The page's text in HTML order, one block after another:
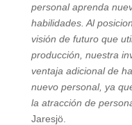
personal aprenda
habilidades. Al
visión de futuro que
producción, nuestra
ventaja adicional de
nuevo personal, ya
la atracción de
Jaresjö.